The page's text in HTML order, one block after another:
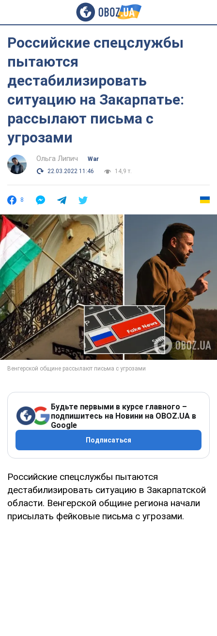
Российские спецслужбы
пытаются
дестабилизировать
ситуацию на Закарпатье:
рассылают письма с
угрозами
Ольга Липич
War
22.03.2022 11:46
14,9 т.
8
Будьте первыми в курсе главного –
подпишитесь на Новини на OBOZ.UA в
Google
Подписаться
Российские спецслужбы пытаются
дестабилизировать ситуацию в Закарпатской
области. Венгерской общине региона начали
присылать фейковые письма с угрозами.